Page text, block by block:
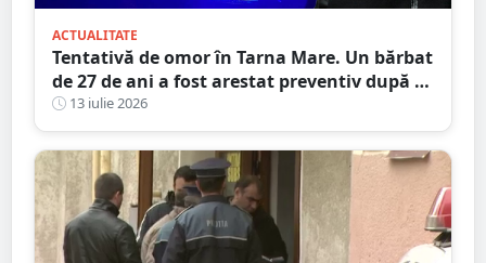
ACTUALITATE
Tentativă de omor în Tarna Mare. Un bărbat
de 27 de ani a fost arestat preventiv după ce
și-ar fi atacat concubina cu un cuțit
13 iulie 2026